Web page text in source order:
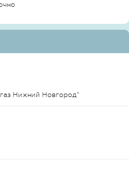
Нижний Новгород"